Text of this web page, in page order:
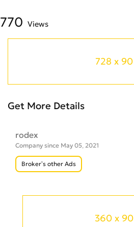
360 x 90
770 Views
728 x 90
Get More Details
rodex
Company since May 05, 2021
Broker’s other Ads